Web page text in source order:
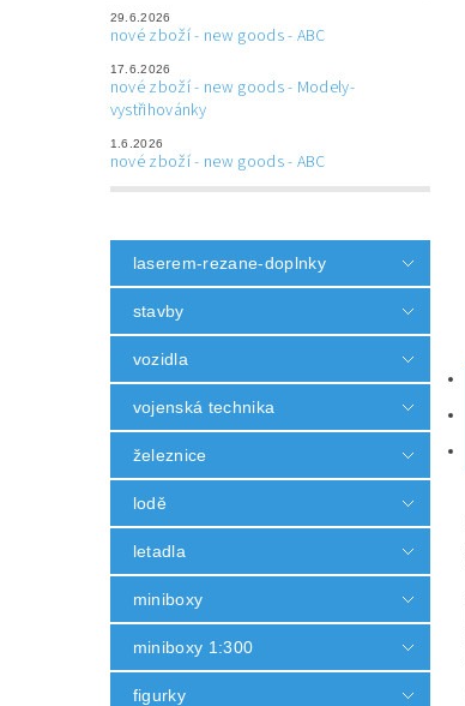
29.6.2026
nové zboží - new goods - ABC
17.6.2026
nové zboží - new goods - Modely-
vystřihovánky
1.6.2026
nové zboží - new goods - ABC
laserem-rezane-doplnky
stavby
vozidla
vojenská technika
železnice
lodě
letadla
miniboxy
miniboxy 1:300
figurky